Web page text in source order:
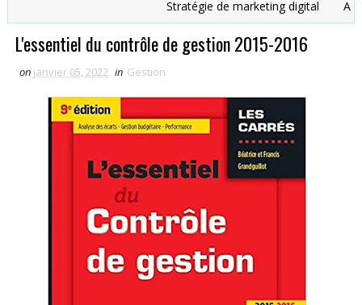
Stratégie de marketing digital
L'essentiel du contrôle de gestion 2015-2016
on janvier 05, 2022 in Gestion